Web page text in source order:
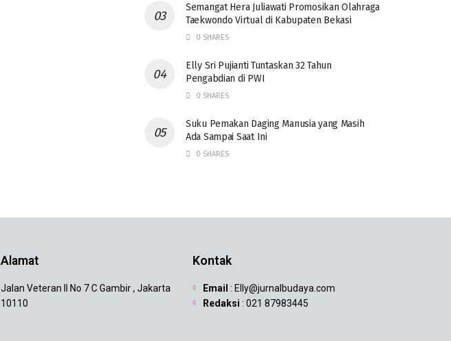
Semangat Hera Juliawati Promosikan Olahraga
Taekwondo Virtual di Kabupaten Bekasi
0 SHARES
Elly Sri Pujianti Tuntaskan 32 Tahun
Pengabdian di PWI
0 SHARES
‎Suku Pemakan Daging Manusia yang Masih
Ada Sampai Saat Ini
0 SHARES
Alamat
Jalan Veteran II No 7 C Gambir , Jakarta
10110
Kontak
Email : Elly@jurnalbudaya.com
Redaksi : 021 87983445